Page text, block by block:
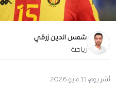
شمس الدين زرقي
رياضة
نُشر يوم: 11 مايو 2026